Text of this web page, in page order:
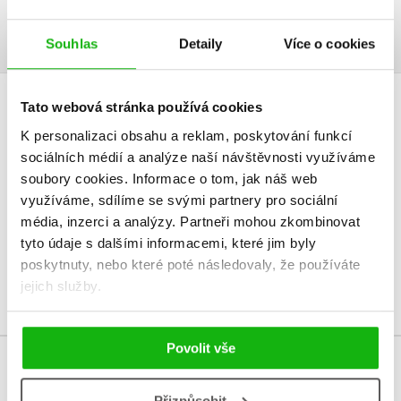
Souhlas Detaily Více o cookies
Tato webová stránka používá cookies
K personalizaci obsahu a reklam, poskytování funkcí
sociálních médií a analýze naší návštěvnosti využíváme
soubory cookies. Informace o tom, jak náš web
využíváme, sdílíme se svými partnery pro sociální
média, inzerci a analýzy. Partneři mohou zkombinovat
tyto údaje s dalšími informacemi, které jim byly
poskytnuty, nebo které poté následovaly, že používáte
jejich služby.
Povolit vše
HODNOCENÍ ČTENÁŘŮ
V současné době nejsou vytvořena žádná uživatelská hodnocení.
Vaše hodnocení
Uživatelskou recenzi mohou vkládat pouze registrovaní uživatelé
Přihlásit
MOHLO BY VÁS TAKÉ ZAJÍMAT